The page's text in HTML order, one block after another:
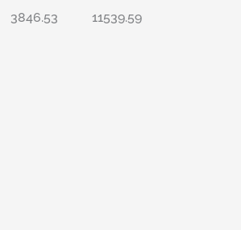
3846.53 11539.59